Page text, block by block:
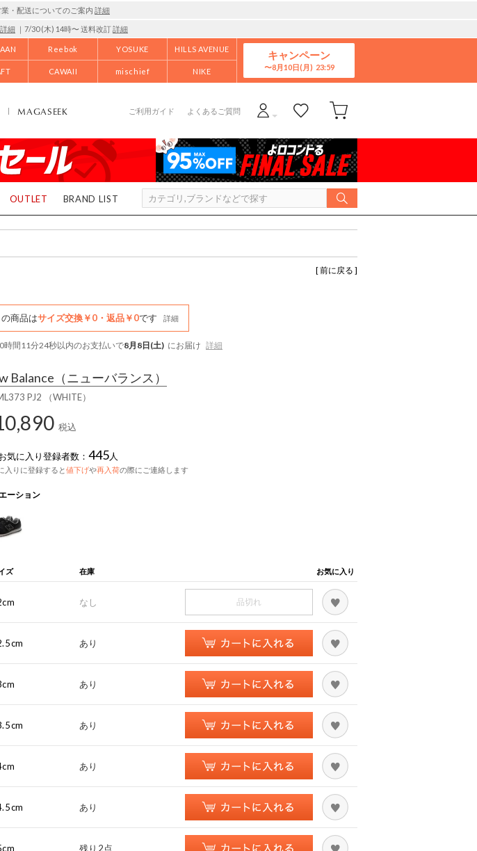
・配送についてのご案内 詳細
詳細 ｜7/30 (木) 14時〜 送料改訂詳細
Reebok YOSUKE HILLS AVENUE
CAWAII mischief NIKE
キャンペーン
8月10日(月)
MAGASEEK ご利用ガイド よくあるご質問
OUTLET BRAND LIST
[ 前に戻る ]
の商品はサイズ交換￥0・返品￥0です 詳細
時間11分23秒以内のお支払いで8月8日(土) にお届け 詳細
Balance （ニューバランス）
PJ2 （WHITE）
税込
気に入り登録者数： 445人
入りに登録すると値下げや再入荷の際にご連絡します
ーション
ズ 在庫 お気に入り
なし 品切れ
あり
あり
あり
あり
あり
残り2点